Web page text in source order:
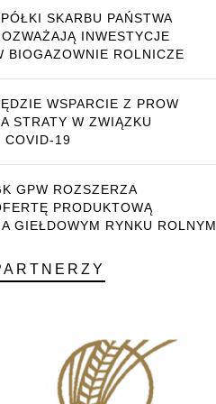
SKARBU PAŃSTWA
INWESTYCJE
BIOGAZOWNIE ROLNICZE
WSPARCIE Z PROW
STRATY W ZWIĄZKU
COVID-19
GPW ROZSZERZA
PRODUKTOWĄ
GIEŁDOWYM RYNKU ROLNYM